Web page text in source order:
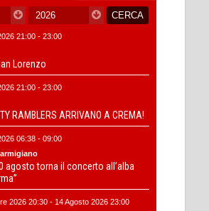
21:00 - 23:00
Lorenzo
21:00 - 23:00
RAMBLERS ARRIVANO A CREMA!
06:38 - 09:00
agosto torna il concerto all’alba
2026 20:30 - 14 Agosto 2026 23:00